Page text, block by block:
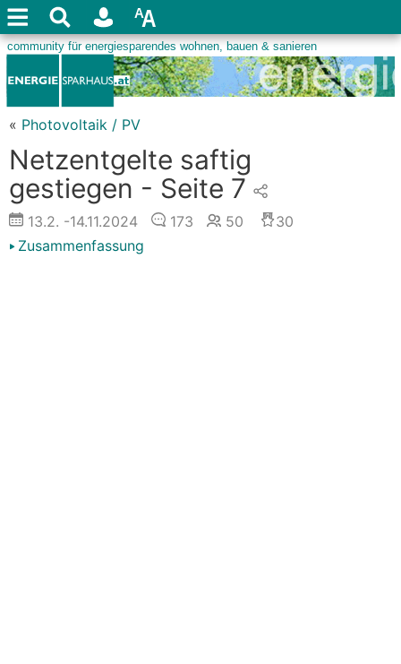
« Photovoltaik / PV
Netzentgelte saftig
gestiegen - Seite 7
13.2. -14.11.2024 173 50
30
Zusammenfassung